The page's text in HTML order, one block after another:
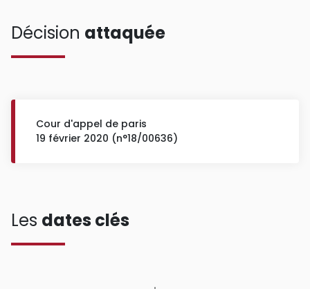
Décision attaquée
Cour d'appel de paris
19 février 2020 (n°18/00636)
Les dates clés